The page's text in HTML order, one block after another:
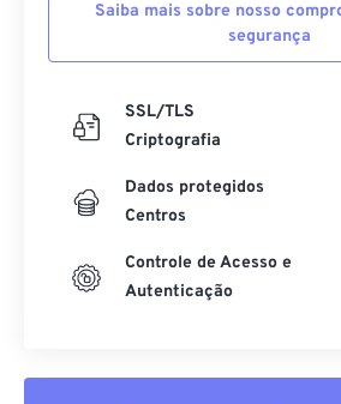
Saiba mais sobre nosso
segurança
SSL/TLS
Criptografia
Dados protegidos
Centros
Controle de Acesso e
Autenticação